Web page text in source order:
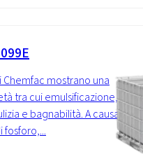
Chemfac mostrano una
tra cui emulsificazione,
e bagnabilità. A causa
fosforo,...